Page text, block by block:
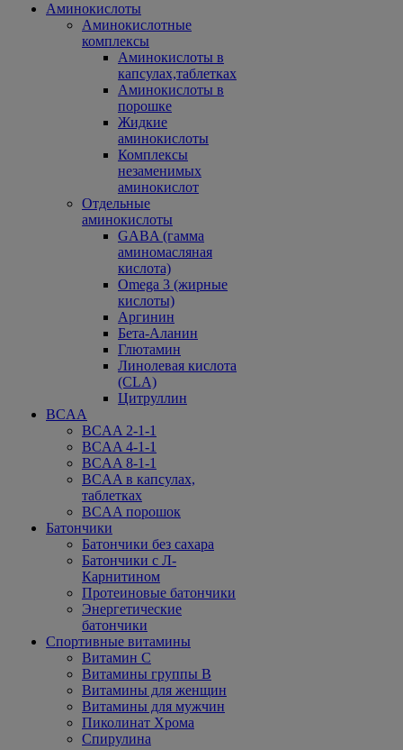
Аминокислоты
Аминокислотные
комплексы
Аминокислоты в
капсулах,таблетках
Аминокислоты в
порошке
Жидкие
аминокислоты
Комплексы
незаменимых
аминокислот
Отдельные
аминокислоты
GABA (гамма
аминомасляная
кислота)
Omega 3 (жирные
кислоты)
Аргинин
Бета-Аланин
Глютамин
Линолевая кислота
(CLA)
Цитруллин
BCAA
BCAA 2-1-1
BCAA 4-1-1
BCAA 8-1-1
BCAA в капсулах,
таблетках
BCAA порошок
Батончики
Батончики без сахара
Батончики с Л-
Карнитином
Протеиновые батончики
Энергетические
батончики
Спортивные витамины
Витамин С
Витамины группы В
Витамины для женщин
Витамины для мужчин
Пиколинат Хрома
Спирулина